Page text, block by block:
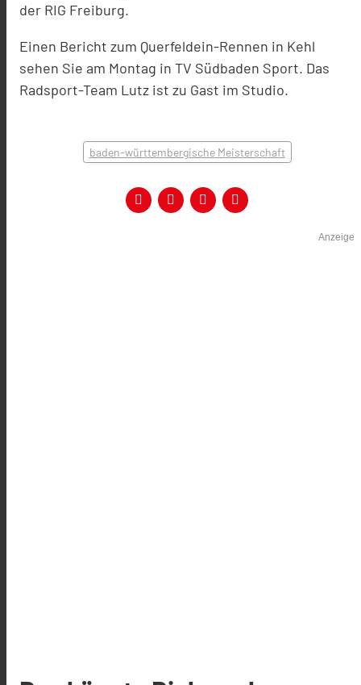
der RIG Freiburg.
Einen Bericht zum Querfeldein-Rennen in Kehl
sehen Sie am Montag in TV Südbaden Sport. Das
Radsport-Team Lutz ist zu Gast im Studio.
baden-württembergische Meisterschaft
Anzeige